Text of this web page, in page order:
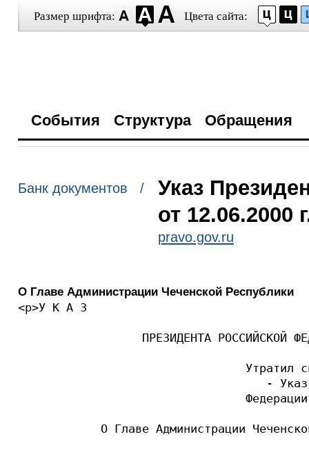
Размер шрифта: Цвета сайта:
События Структура Обращения
Банк документов /
Указ
от 12.06.2000
pravo.gov.ru
О Главе Администрации Чеченской Республики
<p>У К А З
ПРЕЗИДЕНТА РОССИЙСКОЙ
Утратил
-
О Главе Администрации